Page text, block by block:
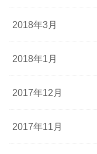
2018年3月
2018年1月
2017年12月
2017年11月